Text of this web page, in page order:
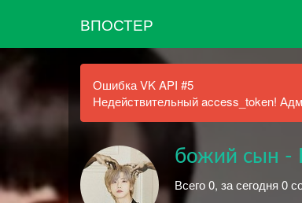
ВПОСТЕР
Ошибка VK API #5
Недействительный access_token!
божий сын
Всего 0, за сегодня 0